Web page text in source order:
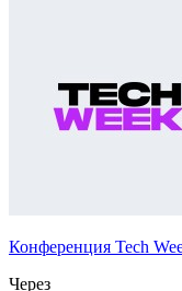
Конференция Tech
Через